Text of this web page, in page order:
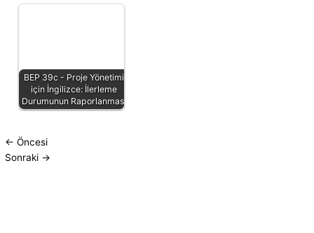
BEP 39c - Proje Yönetimi
için İngilizce: İlerleme
Durumunun Raporlanması
← Öncesi
Sonraki →